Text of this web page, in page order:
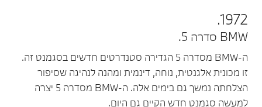
1972.
BMW סדרה 5.
ה-BMW מסדרה 5 הגדירה סטנדרטים חדשים בסגמנט זה.
זו מכונית אלגנטית, נוחה, דינמית ומהנה לנהיגה שסיפור
הצלחתה נמשך גם בימים אלה. ה-BMW מסדרה 5 יצרה
למעשה סגמנט חדש הקיים גם היום.